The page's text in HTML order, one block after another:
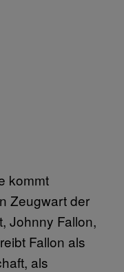
kommt
Zeugwart der
Johnny Fallon,
Fallon als
als